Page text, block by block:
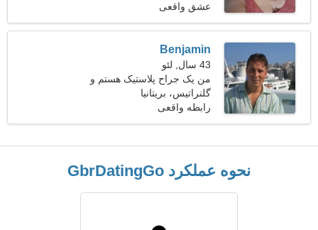
عشق واقعی
Benjamin
43 سال, لئو
من یک جراح پلاستیک هستم و
به دنبال یک زن احساسی
هستم
گلنراتیس، بریتانیا
رابطه واقعی
نحوه عملکرد GbrDatingGo